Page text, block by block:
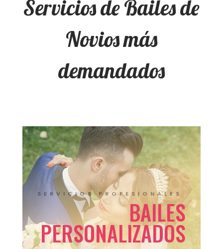
Servicios de Bailes de
Novios más
demandados
SERVICIOS PROFESIONALES
BAILES
PERSONALIZADOS